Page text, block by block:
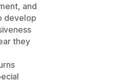
and
develop
they